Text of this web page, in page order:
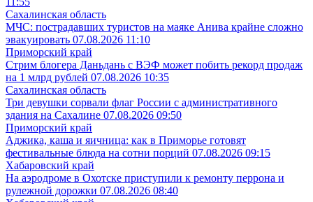
Сахалинская область
МЧС: пострадавших туристов на маяке Анива крайне сложно
эвакуировать 07.08.2026 11:10
Приморский край
Стрим блогера Даньдань с ВЭФ может побить рекорд продаж
на 1 млрд рублей 07.08.2026 10:35
Сахалинская область
Три девушки сорвали флаг России с административного
здания на Сахалине 07.08.2026 09:50
Приморский край
Аджика, каша и яичница: как в Приморье готовят
фестивальные блюда на сотни порций 07.08.2026 09:15
Хабаровский край
На аэродроме в Охотске приступили к ремонту перрона и
рулежной дорожки 07.08.2026 08:40